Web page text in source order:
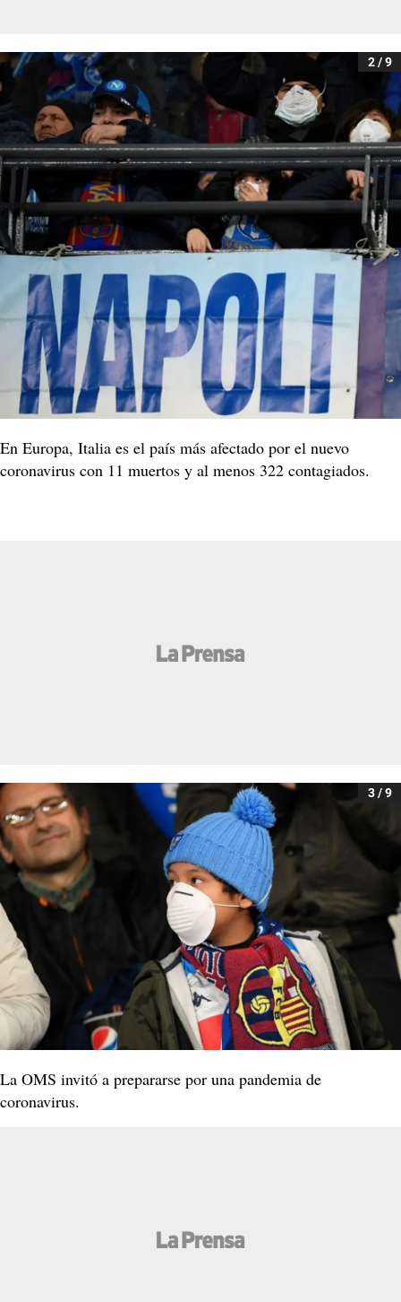
2 / 9
En Europa, Italia es el país más afectado por el nuevo
coronavirus con 11 muertos y al menos 322 contagiados.
3 / 9
La OMS invitó a prepararse por una pandemia de
coronavirus.